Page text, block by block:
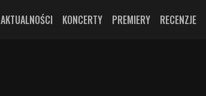
AKTUALNOŚCI KONCERTY PREMIERY RECENZJE